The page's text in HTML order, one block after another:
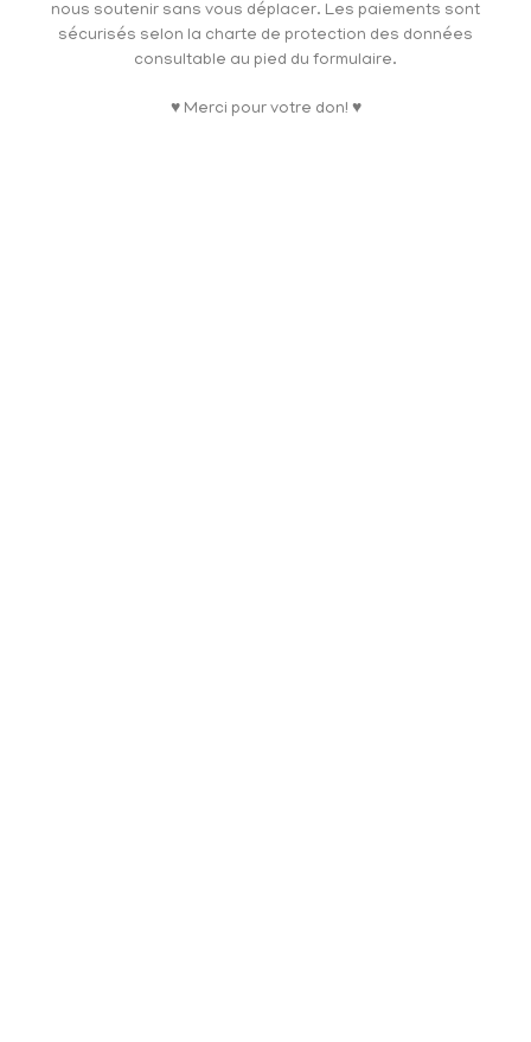
nous soutenir sans vous déplacer. Les paiements sont
sécurisés selon la charte de protection des données
consultable au pied du formulaire.
♥ Merci pour votre don! ♥